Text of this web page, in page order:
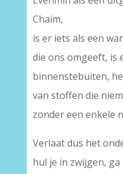
Chaim,
is er iets als een
die ons omgeeft, is
binnenstebuiten,
van stoffen die
zonder een enkele
Verlaat dus het
hul je in zwijgen,